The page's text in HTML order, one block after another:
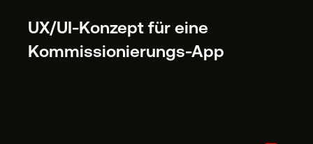
UX/UI-Konzept für eine
Kommissionierungs-App